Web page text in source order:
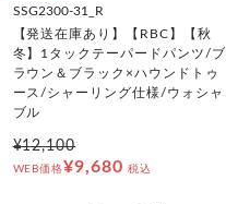
SSG2300-31_R
【発送在庫あり】【RBC】【秋
冬】1タックテーパードパンツ/ブ
ラウン＆ブラック×ハウンドトゥ
ース/シャーリング仕様/ウォシャ
ブル
¥12,100
WEB価格¥9,680 税込